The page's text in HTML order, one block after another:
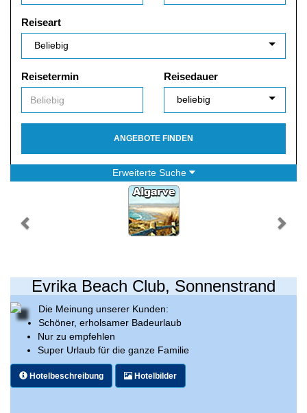
Reiseart
Reisetermin Reisedauer
ANGEBOTE FINDEN
Erweiterte Suche
Evrika Beach Club, Sonnenstrand
Die Meinung unserer Kunden:
Schöner, erholsamer Badeurlaub
Nur zu empfehlen
Super Urlaub für die ganze Familie
Hotelbeschreibung Hotelbilder